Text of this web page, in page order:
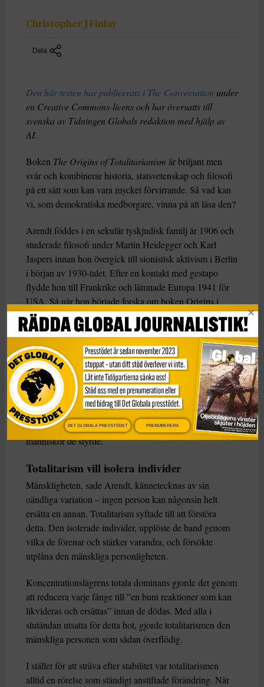
Christopher J Finlay
Dela
Den här texten har publicerats i The Conversation under
en Creative Commons-licens och har översatts till
svenska av Tidningen Globals redaktion med hjälp av
AI.
Boken The Origins of Totalitarianism är briljant men
svår och kombinerar historia, statsvetenskap och filosofi
på ett sätt som kan vara mycket förvirrande. Så vad kan
vi, som demokratiska medborgare, vinna på att läsa den?
Arendt föddes i en sekulär tyskjudisk familj år 1906 och
studerade filosofi under Martin Heidegger och Karl
Jaspers innan hon övergick till sionistisk aktivism i Berlin
i början av 1930-talet. Efter en kontakt med gestapo
flydde hon till Frankrike och lämnade Europa 1941 för
USA. Så när hon började forska om boken Origins i
början av 1940-talet var hon inte främmande för
totalitarism.
Totalitarism, menade hon, var en radikalt ny
regeringsform som utmärkte sig genom sin ideologiska
uppfattning om historia. För nazisterna var historia en
krock mellan raser; för stalinismen var det en klasskamp.
Hur som helst försökte totalitära ledare verkställa
historiska ”lagar” genom att med våld omforma de
människor de styrde.
Totalitarism vill isolera individer
Mänskligheten, sade Arendt, kännetecknas av sin
oändliga variation – ingen person kan någonsin helt
ersätta en annan. Totalitarism syftade till att förstöra
detta. Den isolerade individer, upplöste de band genom
vilka de förenar och stärker varandra, och försökte
utplåna den mänskliga personligheten.
Koncentrationslägrens totala dominans gjorde det genom
att reducera varje fånge till ”en bunt reaktioner som kan
likvideras och ersättas” innan de dödas. Med alla i
slutändan utsatta för detta hot, gjorde totalitarismen den
mänskliga personen som sådan överflödig.
I stället för att sträva efter stabilitet var totalitarismen
alltid en rörelse som ständigt anstiftade förändring. När
DET GLOBALA PRESSTÖDET PRENUMERERA